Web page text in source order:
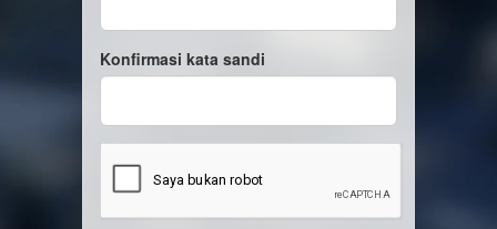
Konfirmasi kata sandi